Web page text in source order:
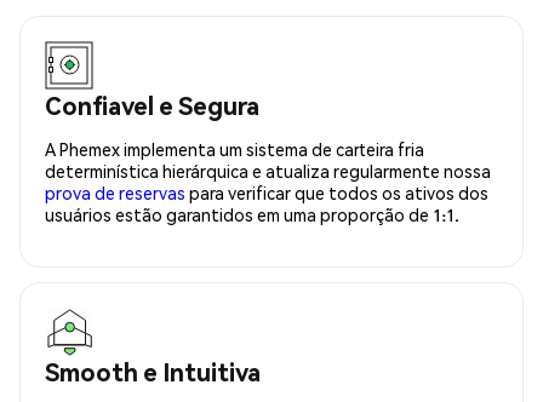
Confiavel e Segura
A Phemex implementa um sistema de carteira fria
determinística hierárquica e atualiza regularmente nossa
prova de reservas para verificar que todos os ativos dos
usuários estão garantidos em uma proporção de 1:1.
Smooth e Intuitiva